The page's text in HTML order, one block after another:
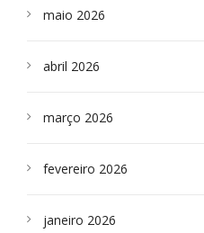
maio 2026
abril 2026
março 2026
fevereiro 2026
janeiro 2026